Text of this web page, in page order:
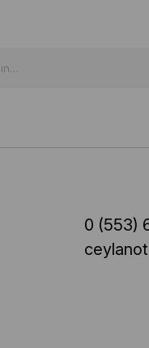
0 (553)